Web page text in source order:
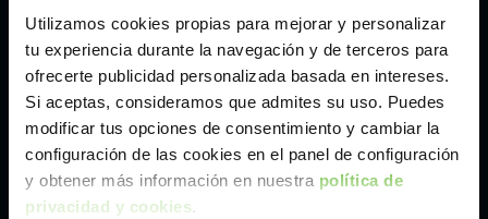
Utilizamos cookies propias para mejorar y personalizar
tu experiencia durante la navegación y de terceros para
ofrecerte publicidad personalizada basada en intereses.
Si aceptas, consideramos que admites su uso. Puedes
modificar tus opciones de consentimiento y cambiar la
configuración de las cookies en el panel de configuración
y obtener más información en nuestra política de
privacidad y cookies.
Madrid
Málaga
Valencia